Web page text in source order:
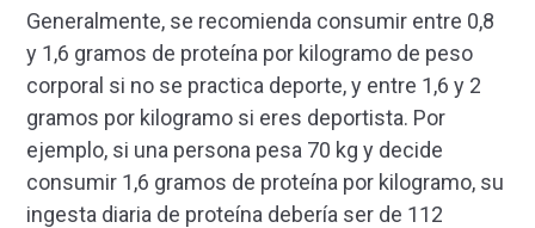
Generalmente, se recomienda consumir entre 0,8
y 1,6 gramos de proteína por kilogramo de peso
corporal si no se practica deporte, y entre 1,6 y 2
gramos por kilogramo si eres deportista. Por
ejemplo, si una persona pesa 70 kg y decide
consumir 1,6 gramos de proteína por kilogramo, su
ingesta diaria de proteína debería ser de 112